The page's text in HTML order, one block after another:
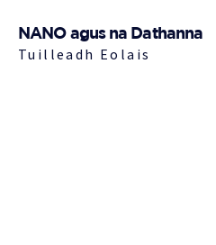
NANO agus na Dathanna
Tuilleadh Eolais